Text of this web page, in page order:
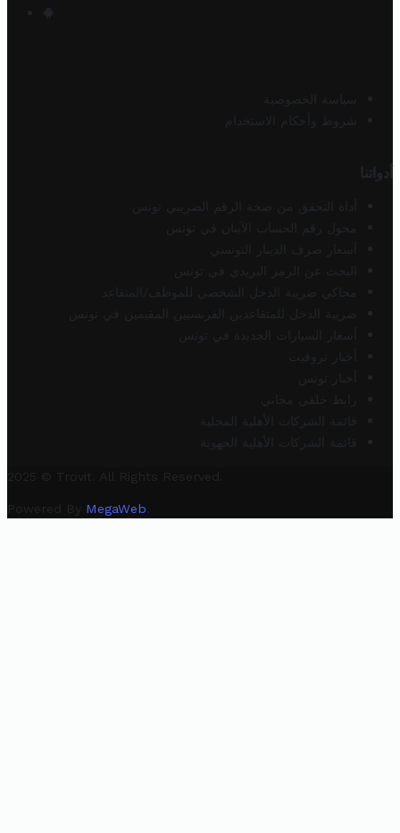
سياسة الخصوصية
شروط وأحكام الاستخدام
أدواتنا
أداة التحقق من صحة الرقم الضريبي تونس
محول رقم الحساب الآيبان في تونس
أسعار صرف الدينار التونسي
البحث عن الرمز البريدي في تونس
محاكي ضريبة الدخل الشخصي للموظف/المتقاعد
ضريبة الدخل للمتقاعدين الفرنسيين المقيمين في تونس
أسعار السيارات الجديدة في تونس
أخبار تروفيت
أخبار تونس
رابط خلفي مجاني
قائمة الشركات الأهلية المحلية
قائمة الشركات الأهلية الجهوية
2025 © Trovit. All Rights Reserved.
Powered By MegaWeb